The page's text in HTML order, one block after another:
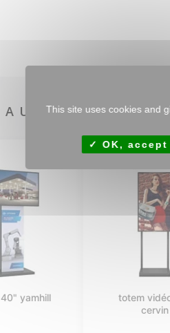
AUSSI
totem 55" oregon
This site uses cookies and
OK,